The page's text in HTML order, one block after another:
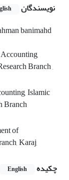
نویسندگان
banimahd
Branch ,
Islamic
Branch
of
Karaj,
چکیده
English